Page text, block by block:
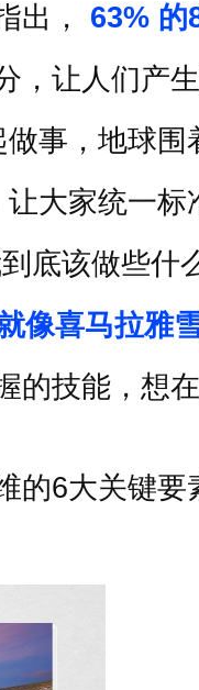
出，
63% 的
，让人们产生
事，地球围
大家统一标
底该做些什
像喜马拉雅
的技能，想
的6大关键要